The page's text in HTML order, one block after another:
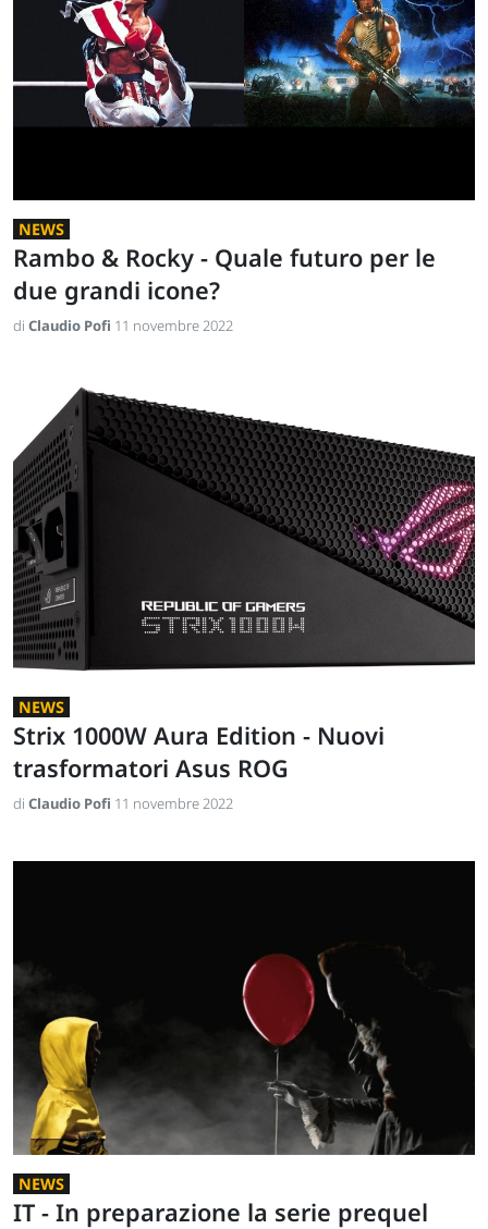
NEWS
Rambo & Rocky - Quale futuro per le
due grandi icone?
di Claudio Pofi 11 novembre 2022
NEWS
Strix 1000W Aura Edition - Nuovi
trasformatori Asus ROG
di Claudio Pofi 11 novembre 2022
NEWS
IT - In preparazione la serie prequel